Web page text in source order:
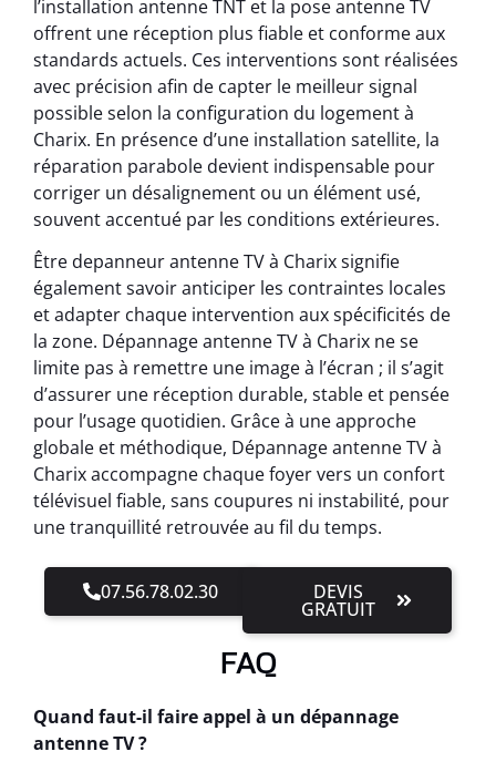
l’installation antenne TNT et la pose antenne TV
offrent une réception plus fiable et conforme aux
standards actuels. Ces interventions sont réalisées
avec précision afin de capter le meilleur signal
possible selon la configuration du logement à
Charix. En présence d’une installation satellite, la
réparation parabole devient indispensable pour
corriger un désalignement ou un élément usé,
souvent accentué par les conditions extérieures.
Être depanneur antenne TV à Charix signifie
également savoir anticiper les contraintes locales
et adapter chaque intervention aux spécificités de
la zone. Dépannage antenne TV à Charix ne se
limite pas à remettre une image à l’écran ; il s’agit
d’assurer une réception durable, stable et pensée
pour l’usage quotidien. Grâce à une approche
globale et méthodique, Dépannage antenne TV à
Charix accompagne chaque foyer vers un confort
télévisuel fiable, sans coupures ni instabilité, pour
une tranquillité retrouvée au fil du temps.
07.56.78.02.30 DEVIS
GRATUIT
FAQ
Quand faut-il faire appel à un dépannage
antenne TV ?